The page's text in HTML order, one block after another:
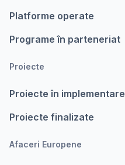
Platforme operate
Programe în parteneriat
Proiecte
Proiecte în implementare
Proiecte finalizate
Afaceri Europene